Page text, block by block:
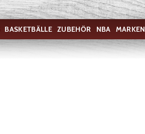
BASKETBÄLLE ZUBEHÖR NBA MARKEN